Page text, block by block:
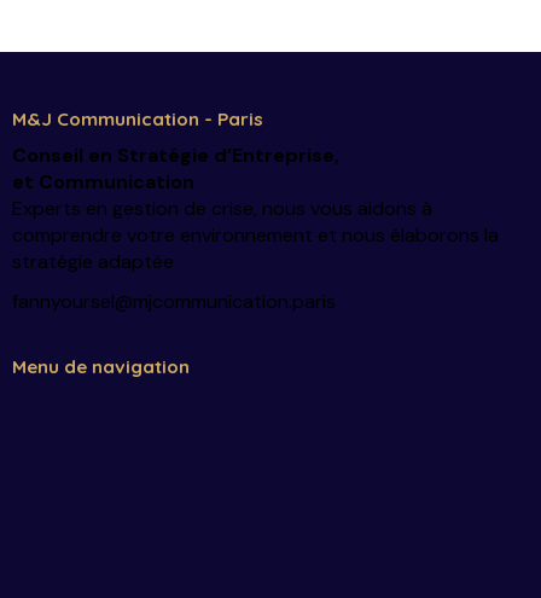
M&J Communication - Paris
Conseil en Stratégie d’Entreprise,
et Communication
Experts en gestion de crise, nous vous aidons à
comprendre votre environnement et nous élaborons la
stratégie adaptée
fannyoursel@mjcommunication.paris
Menu de navigation